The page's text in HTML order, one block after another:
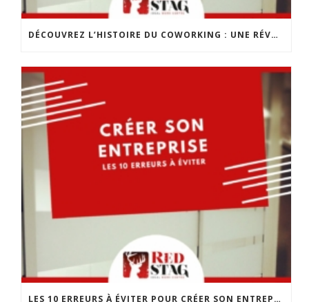
DÉCOUVREZ L’HISTOIRE DU COWORKING : UNE RÉVOLUTION DANS LE MONDE DU TRAVAIL
LES 10 ERREURS À ÉVITER POUR CRÉER SON ENTREPRISE